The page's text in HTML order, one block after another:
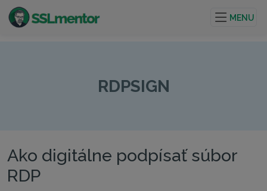
internetové projekty.
MENU
RDPSIGN
Ako digitálne podpísať súbor
RDP